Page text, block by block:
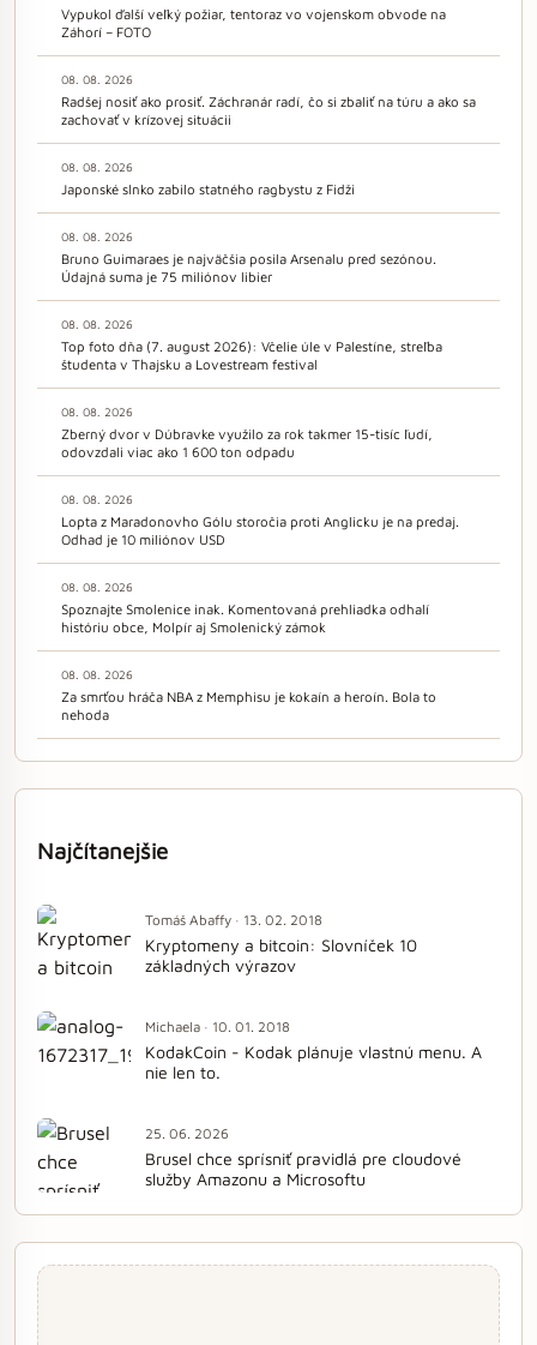
Vypukol ďalší veľký požiar, tentoraz vo vojenskom obvode na
Záhorí – FOTO
08. 08. 2026
Radšej nosiť ako prosiť. Záchranár radí, čo si zbaliť na túru a ako sa
zachovať v krízovej situácii
08. 08. 2026
Japonské slnko zabilo statného ragbystu z Fidži
08. 08. 2026
Bruno Guimaraes je najväčšia posila Arsenalu pred sezónou.
Údajná suma je 75 miliónov libier
08. 08. 2026
Top foto dňa (7. august 2026): Včelie úle v Palestíne, streľba
študenta v Thajsku a Lovestream festival
08. 08. 2026
Zberný dvor v Dúbravke využilo za rok takmer 15-tisíc ľudí,
odovzdali viac ako 1 600 ton odpadu
08. 08. 2026
Lopta z Maradonovho Gólu storočia proti Anglicku je na predaj.
Odhad je 10 miliónov USD
08. 08. 2026
Spoznajte Smolenice inak. Komentovaná prehliadka odhalí
históriu obce, Molpír aj Smolenický zámok
08. 08. 2026
Za smrťou hráča NBA z Memphisu je kokaín a heroín. Bola to
nehoda
Najčítanejšie
Tomáš Abaffy · 13. 02. 2018
Kryptomeny a bitcoin: Slovníček 10
základných výrazov
Michaela · 10. 01. 2018
KodakCoin - Kodak plánuje vlastnú menu. A
nie len to.
25. 06. 2026
Brusel chce sprísniť pravidlá pre cloudové
služby Amazonu a Microsoftu